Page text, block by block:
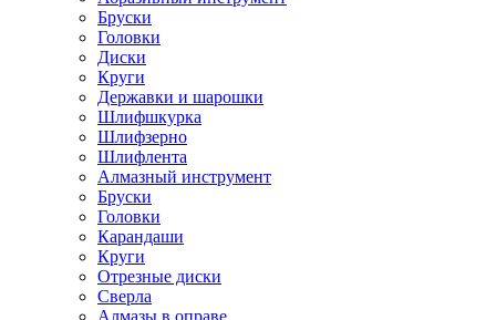
Бруски
Головки
Диски
Круги
Державки и шарошки
Шлифшкурка
Шлифзерно
Шлифлента
Алмазный инструмент
Бруски
Головки
Карандаши
Круги
Отрезные диски
Сверла
Алмазы в оправе